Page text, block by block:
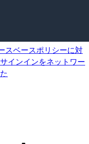
スベースポリシーに対
インインをネットワー